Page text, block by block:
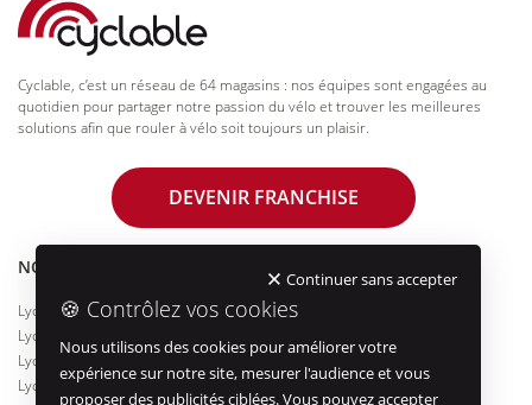
Cyclable, c’est un réseau de 64 magasins : nos équipes sont engagées au
quotidien pour partager notre passion du vélo et trouver les meilleures
solutions afin que rouler à vélo soit toujours un plaisir.
DEVENIR FRANCHISE
NOS MAGASINS PROCHES
Lyon 4
Lyon 6
Lyon Bellecour
Lyon 7
Entretien réparation
Entreprises & collectivités
Continuer sans accepter
🍪 Contrôlez vos cookies
Nous utilisons des cookies pour améliorer votre
expérience sur notre site, mesurer l'audience et vous
proposer des publicités ciblées. Vous pouvez accepter